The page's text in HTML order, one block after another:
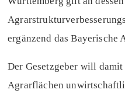
ergänzend das Bayerische
Der Gesetzgeber will
Agrarflächen